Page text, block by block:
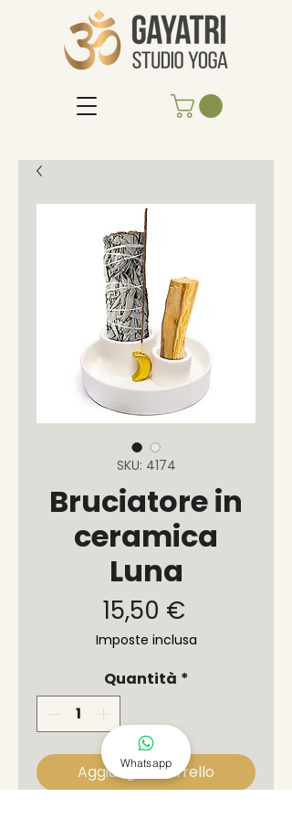
SKU: 4174
Bruciatore in
ceramica
Luna
15,50 €Prezzo
Imposte inclusa
Quantità *
Aggiungi al carrello
Whatsapp